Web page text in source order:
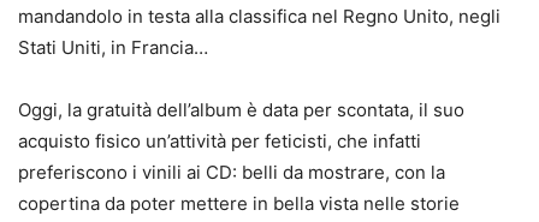
mandandolo in testa alla classifica nel Regno Unito, negli
Stati Uniti, in Francia…
Oggi, la gratuità dell’album è data per scontata, il suo
acquisto fisico un’attività per feticisti, che infatti
preferiscono i vinili ai CD: belli da mostrare, con la
copertina da poter mettere in bella vista nelle storie